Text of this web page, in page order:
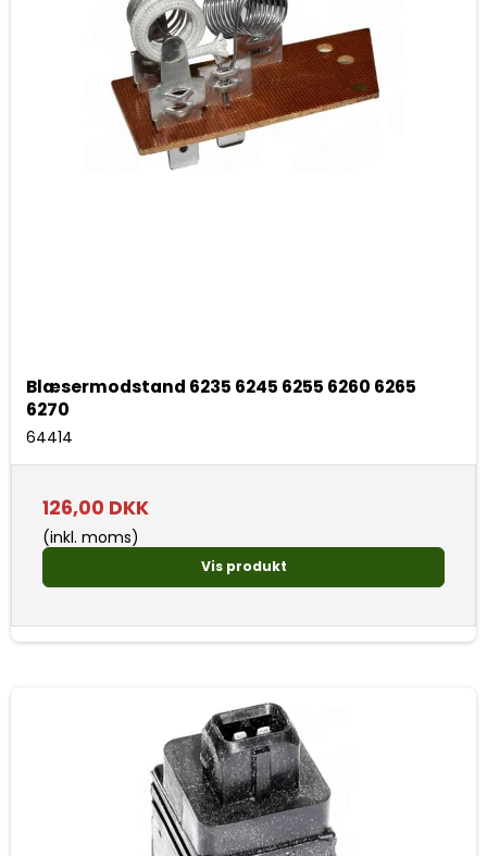
Blæsermodstand 6235 6245 6255 6260 6265
6270
64414
126,00 DKK
(inkl. moms)
Vis produkt